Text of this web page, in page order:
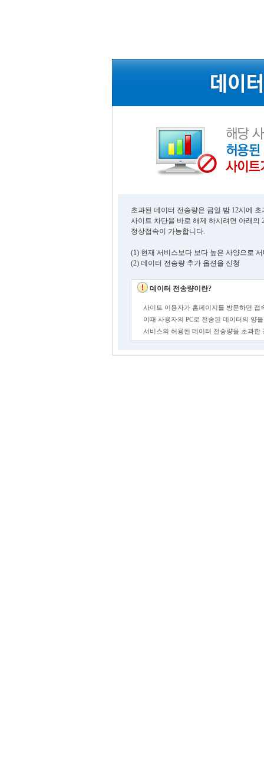
초과된 데이터 전송량은 금일 밤 12시에
사이트 차단을 바로 해제 하시려면 아래의
정상접속이 가능합니다.
(1) 현재 서비스보다 보다 높은 사양으로
(2) 데이터 전송량 추가 옵션을 신청
데이터 전송량이란?
사이트 이용자가 홈페이지를 방문하면 접
이때 사용자의 PC로 전송된 데이터의 양
서비스의 허용된 데이터 전송량을 초과